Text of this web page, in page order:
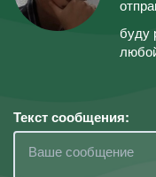
буду
Текст сообщения: